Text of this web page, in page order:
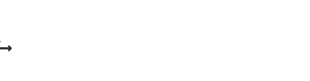
Read more...